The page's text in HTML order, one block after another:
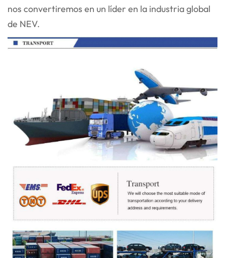
nos convertiremos en un líder en la industria global
de NEV.